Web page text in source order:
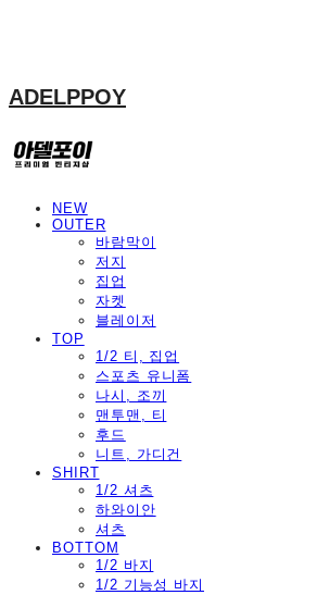
ADELPPOY
NEW
OUTER
바람막이
저지
집업
자켓
블레이저
TOP
1/2 티, 집업
스포츠 유니폼
나시, 조끼
맨투맨, 티
후드
니트, 가디건
SHIRT
1/2 셔츠
하와이안
셔츠
BOTTOM
1/2 바지
1/2 기능성 바지